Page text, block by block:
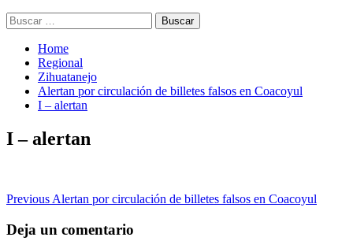
Buscar:
Home
Regional
Zihuatanejo
Alertan por circulación de billetes falsos en Coacoyul
I – alertan
I – alertan
Post
navigation
Previous Alertan por circulación de billetes falsos en Coacoyul
Deja un comentario